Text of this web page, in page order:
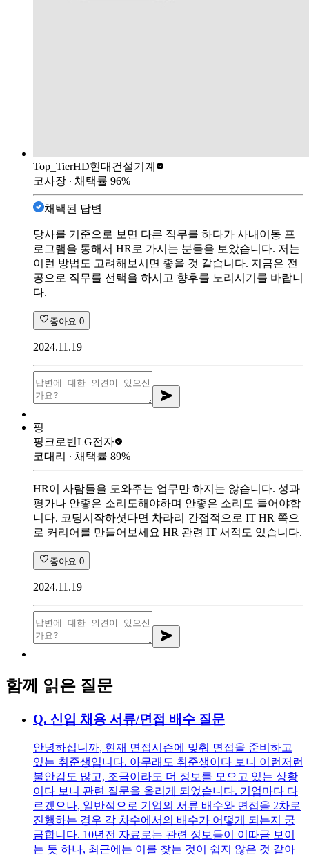
Top_TierHD현대건설기계
코사장 ∙ 채택률 96%
채택된 답변
당사를 기준으로 보면 다른 직무를 하다가 사내이동 프
로그램을 통해서 HR로 가시는 분들을 보았습니다. 저는
이런 방법도 고려해보시면 좋을 것 같습니다. 지금은 전
공으로 직무를 선택을 하시고 향후를 노리시기를 바랍니
다.
좋아요 0
2024.11.19
핑
핑크로빈LG전자
코대리 ∙ 채택률 89%
HR이 사람들을 도와주는 업무만 하지는 않습니다. 성과
평가나 안좋은 소리도해야하며 안좋은 소리도 들어야합
니다. 코딩시작하셧다면 차라리 간접적으로 IT HR 쪽으
로 커리어를 만들어보세요 HR 관련 IT 서적도 있습니다.
좋아요 0
2024.11.19
함께 읽은 질문
Q. 신입 채용 서류/면접 배수 질문
안녕하십니까, 현재 면접시즌에 맞춰 면접을 준비하고
있는 취준생입니다. 아무래도 취준생이다 보니 이런저런
불안감도 많고, 조금이라도 더 정보를 모으고 있는 상황
이다 보니 관련 질문을 올리게 되었습니다. 기업마다 다
르겠으나, 일반적으로 기업의 서류 배수와 면접을 2차로
진행하는 경우 각 차수에서의 배수가 어떻게 되는지 궁
금합니다. 10년전 자료로는 관련 정보들이 이따금 보이
는 듯 하나, 최근에는 이를 찾는 것이 쉽지 않은 것 같아